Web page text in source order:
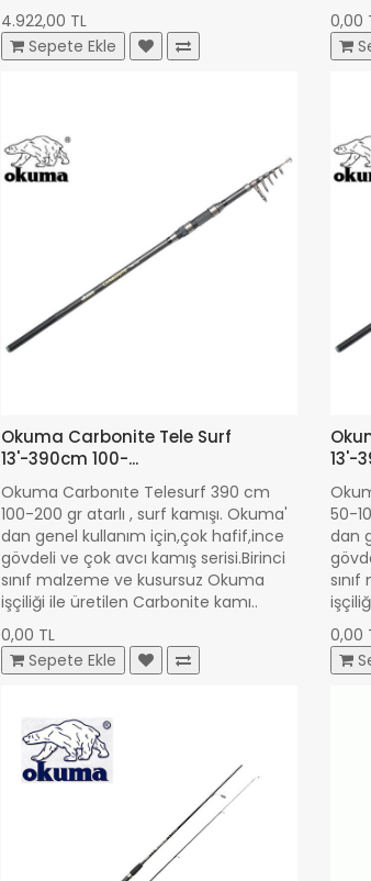
4.922,00 TL
Sepete Ekle
0,00
Okuma Carbonite Tele Surf
13'-390cm 100-...
Okuma Carbonıte Telesurf 390 cm
100-200 gr atarlı , surf kamışı. Okuma'
dan genel kullanım için,çok hafif,ince
gövdeli ve çok avcı kamış serisi.Birinci
sınıf malzeme ve kusursuz Okuma
işçiliği ile üretilen Carbonite kamı..
0,00 TL
Sepete Ekle
13'-
50-
dan
0,00